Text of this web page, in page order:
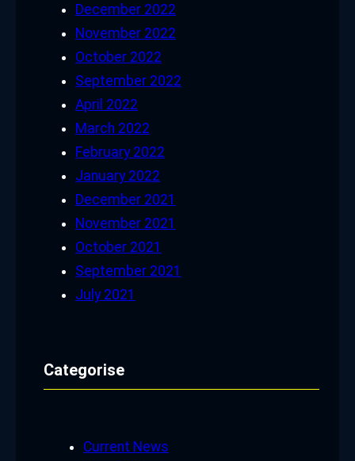
December 2022
November 2022
October 2022
September 2022
April 2022
March 2022
February 2022
January 2022
December 2021
November 2021
October 2021
September 2021
July 2021
Categorise
Current News